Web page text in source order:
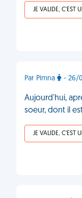
JE VALIDE, C'EST
Par Pimna - 26/
Aujourd'hui,
soeur, dont il
JE VALIDE, C'EST